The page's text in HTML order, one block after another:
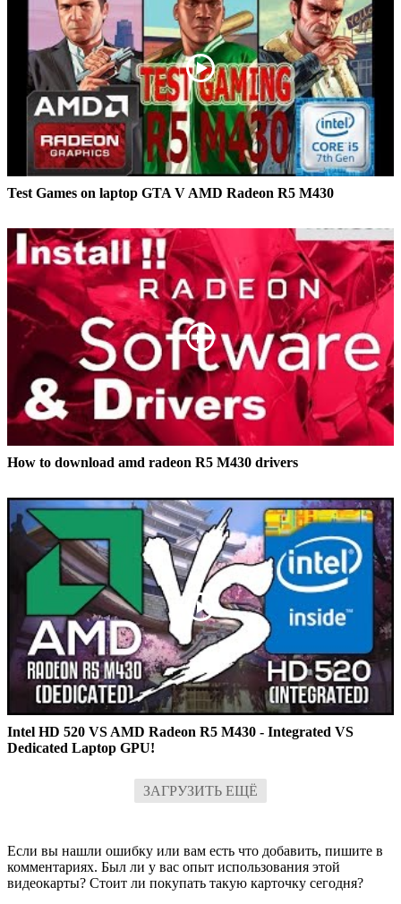
Test Games on laptop GTA V AMD Radeon R5 M430
How to download amd radeon R5 M430 drivers
Intel HD 520 VS AMD Radeon R5 M430 - Integrated VS
Dedicated Laptop GPU!
ЗАГРУЗИТЬ ЕЩЁ
Если вы нашли ошибку или вам есть что добавить, пишите в
комментариях. Был ли у вас опыт использования этой
видеокарты? Стоит ли покупать такую карточку сегодня?